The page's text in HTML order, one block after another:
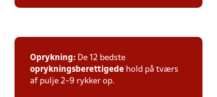
Oprykning: De 12 bedste
oprykningsberettigede hold på tværs
af pulje 2-9 rykker op.